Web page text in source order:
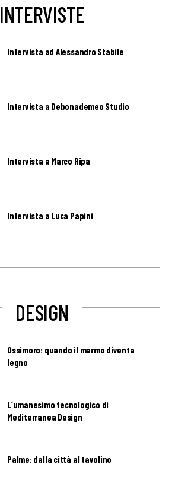
INTERVISTE
Intervista ad Alessandro Stabile
Intervista a Debonademeo Studio
Intervista a Marco Ripa
Intervista a Luca Papini
DESIGN
Ossimoro: quando il marmo diventa
legno
L’umanesimo tecnologico di
Mediterranea Design
Palme: dalla città al tavolino